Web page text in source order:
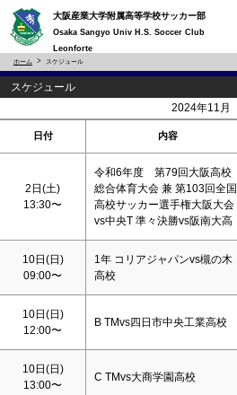
大阪産業大学附属高等学校サッカー部
Osaka Sangyo Univ H.S. Soccer Club
Leonforte
ホーム スケジュール
スケジュール
2024年11月
日付 内容
2日(土)
13:30〜
令和6年度 第79回大阪高校
総合体育大会 兼 第103回全国
高校サッカー選手権大阪大会
vs中央T 準々決勝vs阪南大高
10日(日)
09:00〜
1年 コリアジャパンvs槻の木
高校
10日(日)
12:00〜
B TMvs四日市中央工業高校
10日(日)
13:00〜
C TMvs大商学園高校